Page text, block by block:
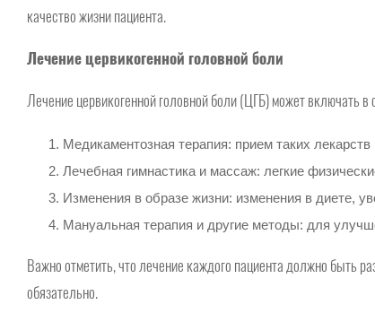
качество жизни пациента.
Лечение цервикогенной головной боли
Лечение цервикогенной головной боли (ЦГБ) может включать
Медикаментозная терапия: прием таких
Лечебная гимнастика и массаж: легкие
Изменения в образе жизни: изменения в диете,
Мануальная терапия и другие методы: для
Важно отметить, что лечение каждого пациента должно быть
обязательно.